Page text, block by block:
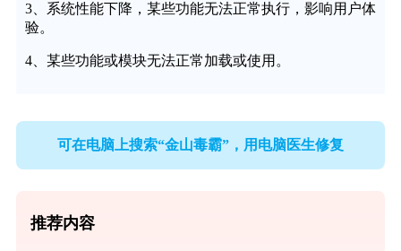
3、系统性能下降，某些功能无法正常执行，影响用户体
验。
4、某些功能或模块无法正常加载或使用。
可在电脑上搜索“金山毒霸”，用电脑医生修复
推荐内容